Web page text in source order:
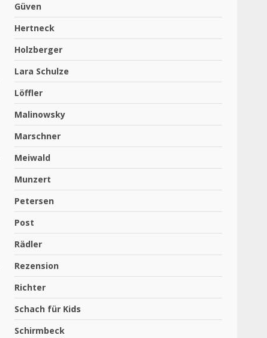
Güven
Hertneck
Holzberger
Lara Schulze
Löffler
Malinowsky
Marschner
Meiwald
Munzert
Petersen
Post
Rädler
Rezension
Richter
Schach für Kids
Schirmbeck